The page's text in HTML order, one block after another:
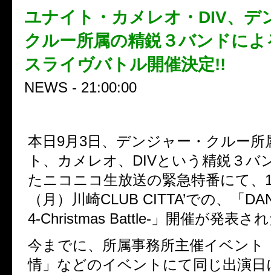
ユナイト・カメレオ・DIV、デ
クルー所属の精鋭３バンドに
スライヴバトル開催決定!!
NEWS - 21:00:00
本日9月3日、デンジャー・クルー所
ト、カメレオ、DIVという精鋭３バ
たニコニコ生放送の緊急特番にて、
（月）川崎CLUB CITTA’での、「
4-Christmas Battle-」開催が発表さ
今までに、所属事務所主催イベント
情」などのイベントにて同じ出演